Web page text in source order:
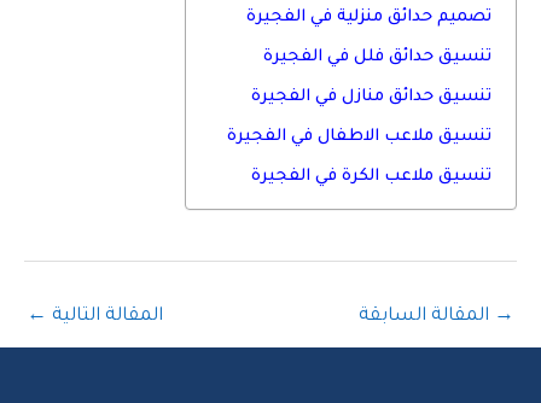
تصميم حدائق منزلية في الفجيرة
تنسيق حدائق فلل في الفجيرة
تنسيق حدائق منازل في الفجيرة
تنسيق ملاعب الاطفال في الفجيرة
تنسيق ملاعب الكرة في الفجيرة
→ المقالة السابقة المقالة التالية ←